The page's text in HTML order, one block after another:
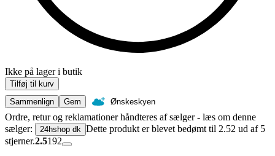
Ikke på lager i butik
Tilføj til kurv
Sammenlign
Gem Ønskeskyen
Ordre, retur og reklamationer håndteres af sælger - læs om denne
sælger:
24hshop dk Dette produkt er blevet bedømt til 2.52 ud af 5
stjerner.2.5192